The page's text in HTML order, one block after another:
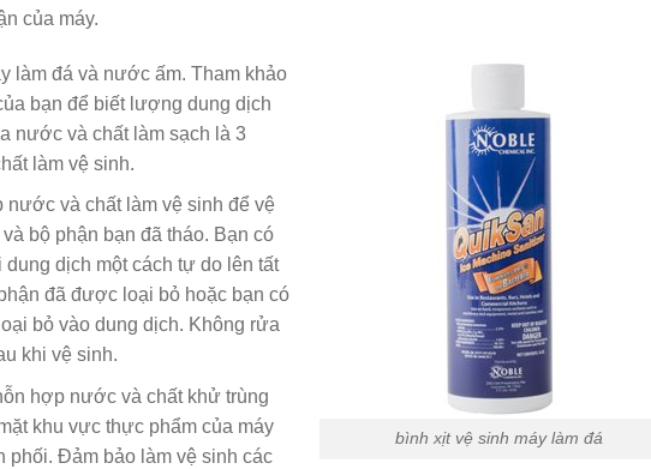
của máy.
bình xịt vệ sinh máy làm đá
làm đá và nước ấm. Tham khảo
bạn để biết lượng dung dịch
nước và chất làm sạch là 3
làm vệ sinh.
và chất làm vệ sinh để vệ
bộ phận bạn đã tháo. Bạn có
dịch một cách tự do lên tất
đã được loại bỏ hoặc bạn có
bỏ vào dung dịch. Không rửa
khi vệ sinh.
hợp nước và chất khử trùng
khu vực thực phẩm của máy
phối. Đảm bảo làm vệ sinh các